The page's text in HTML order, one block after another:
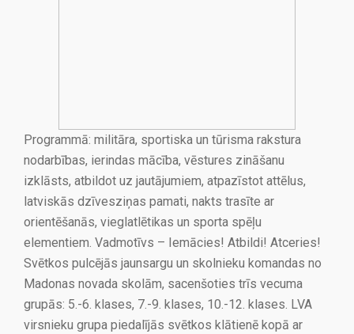
Programmā: militāra, sportiska un tūrisma rakstura
nodarbības, ierindas mācība, vēstures zināšanu
izklāsts, atbildot uz jautājumiem, atpazīstot attēlus,
latviskās dzīvesziņas pamati, nakts trasīte ar
orientēšanās, vieglatlētikas un sporta spēļu
elementiem. Vadmotīvs – Iemācies! Atbildi! Atceries!
Svētkos pulcējās jaunsargu un skolnieku komandas no
Madonas novada skolām, sacenšoties trīs vecuma
grupās: 5.-6. klases, 7.-9. klases, 10.-12. klases. LVA
virsnieku grupa piedalījās svētkos klātienē kopā ar